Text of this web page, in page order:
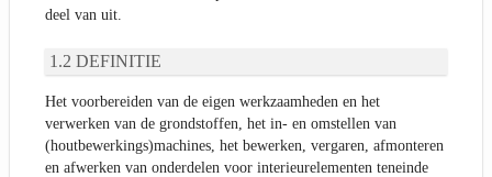
deel van uit.
DEFINITIE
Het voorbereiden van de eigen werkzaamheden en het
verwerken van de grondstoffen, het in- en omstellen van
(houtbewerkings)machines, het bewerken, vergaren, afmonteren
en afwerken van onderdelen voor interieurelementen teneinde